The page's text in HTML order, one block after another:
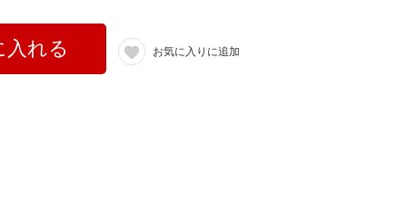
入れる お気に入りに追加